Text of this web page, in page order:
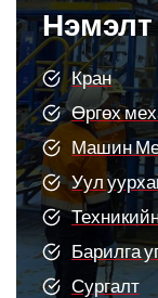
Нэмэлт
Кран
Өргөх
Машин
Уул
Барилга
Сургалт